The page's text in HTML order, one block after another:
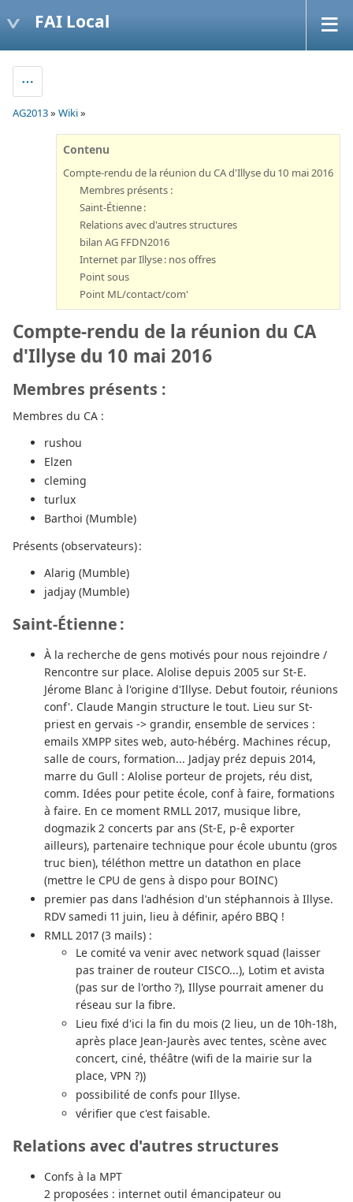
FAI Local
AG2013» Wiki»
Contenu
Compte-rendu de la réunion du CA d'Illyse du 10 mai 2016
Membres présents :
Saint-Étienne :
Relations avec d'autres structures
bilan AG FFDN2016
Internet par Illyse : nos offres
Point sous
Point ML/contact/com'
Compte-rendu de la réunion du CA
d'Illyse du 10 mai 2016
Membres présents :
Membres du CA :
rushou
Elzen
cleming
turlux
Barthoi (Mumble)
Présents (observateurs) :
Alarig (Mumble)
jadjay (Mumble)
Saint-Étienne :
À la recherche de gens motivés pour nous rejoindre /
Rencontre sur place. Alolise depuis 2005 sur St-E.
Jérome Blanc à l'origine d'Illyse. Debut foutoir, réunions
conf'. Claude Mangin structure le tout. Lieu sur St-
priest en gervais -> grandir, ensemble de services :
emails XMPP sites web, auto-hébérg. Machines récup,
salle de cours, formation... Jadjay préz depuis 2014,
marre du Gull : Alolise porteur de projets, réu dist,
comm. Idées pour petite école, conf à faire, formations
à faire. En ce moment RMLL 2017, musique libre,
dogmazik 2 concerts par ans (St-E, p-ê exporter
ailleurs), partenaire technique pour école ubuntu (gros
truc bien), téléthon mettre un datathon en place
(mettre le CPU de gens à dispo pour BOINC)
premier pas dans l'adhésion d'un stéphannois à Illyse.
RDV samedi 11 juin, lieu à définir, apéro BBQ !
RMLL 2017 (3 mails) :
Le comité va venir avec network squad (laisser
pas trainer de routeur CISCO...), Lotim et avista
(pas sur de l'ortho ?), Illyse pourrait amener du
réseau sur la fibre.
Lieu fixé d'ici la fin du mois (2 lieu, un de 10h-18h,
après place Jean-Jaurès avec tentes, scène avec
concert, ciné, théâtre (wifi de la mairie sur la
place, VPN ?))
possibilité de confs pour Illyse.
vérifier que c'est faisable.
Relations avec d'autres structures
Confs à la MPT
2 proposées : internet outil émancipateur ou